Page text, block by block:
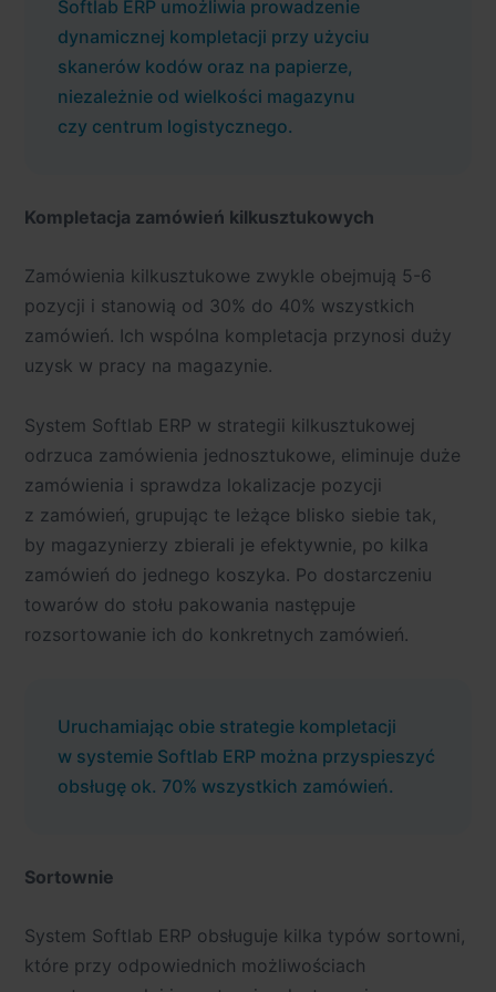
Softlab ERP umożliwia prowadzenie
dynamicznej kompletacji przy użyciu
skanerów kodów oraz na papierze,
niezależnie od wielkości magazynu
czy centrum logistycznego.
Kompletacja zamówień kilkusztukowych
Zamówienia kilkusztukowe zwykle obejmują 5-6
pozycji i stanowią od 30% do 40% wszystkich
zamówień. Ich wspólna kompletacja przynosi duży
uzysk w pracy na magazynie.
System Softlab ERP w strategii kilkusztukowej
odrzuca zamówienia jednosztukowe, eliminuje duże
zamówienia i sprawdza lokalizacje pozycji
z zamówień, grupując te leżące blisko siebie tak,
by magazynierzy zbierali je efektywnie, po kilka
zamówień do jednego koszyka. Po dostarczeniu
towarów do stołu pakowania następuje
rozsortowanie ich do konkretnych zamówień.
Uruchamiając obie strategie kompletacji
w systemie Softlab ERP można przyspieszyć
obsługę ok. 70% wszystkich zamówień.
Sortownie
System Softlab ERP obsługuje kilka typów sortowni,
które przy odpowiednich możliwościach